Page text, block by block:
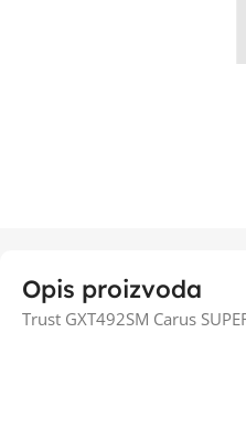
Opis proizvoda
Trust GXT492SM Carus